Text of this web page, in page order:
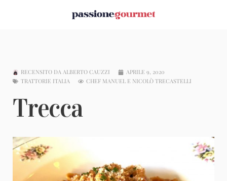
RECENSITO DA ALBERTO CAUZZI
APRILE 9, 2020
TRATTORIE ITALIA
CHEF MANUEL E NICOLÒ TRECASTELLI
Trecca